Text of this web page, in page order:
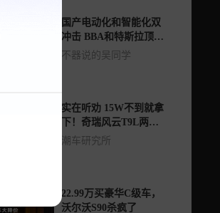
国产电动化和智能化双
冲击 BBA和特斯拉顶不
住了？
不器说的吴同学
实在听劝 15W不到就拿
下！奇瑞风云T9L两驱
版配猎鹰700
潮车研究所
22.99万买豪华C级车，
沃尔沃S90杀疯了